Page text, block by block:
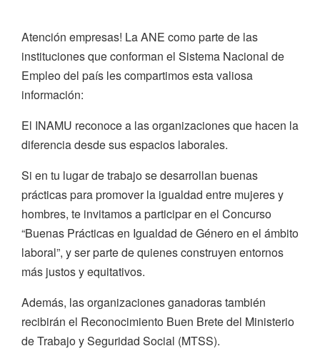
Atención empresas! La ANE como parte de las
instituciones que conforman el Sistema Nacional de
Empleo del país les compartimos esta valiosa
información:
El INAMU reconoce a las organizaciones que hacen la
diferencia desde sus espacios laborales.
Si en tu lugar de trabajo se desarrollan buenas
prácticas para promover la igualdad entre mujeres y
hombres, te invitamos a participar en el Concurso
“Buenas Prácticas en Igualdad de Género en el ámbito
laboral”, y ser parte de quienes construyen entornos
más justos y equitativos.
Además, las organizaciones ganadoras también
recibirán el Reconocimiento Buen Brete del Ministerio
de Trabajo y Seguridad Social (MTSS).